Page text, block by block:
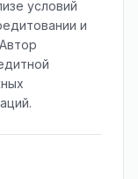
условий
и